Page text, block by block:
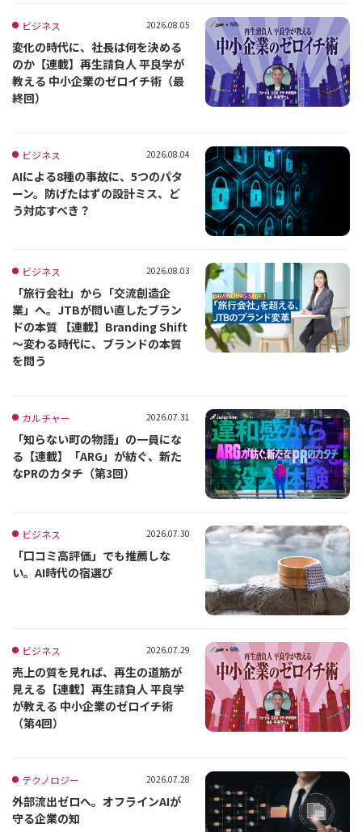
ビジネス 2026.08.05
変化の時代に、社長は何を決める
のか【連載】再生請負人 平良学が
教える 中小企業のゼロイチ術（最
終回）
ビジネス 2026.08.04
AIによる8種の事故に、5つのパタ
ーン。防げたはずの設計ミス、ど
う対応すべき？
ビジネス 2026.08.03
「旅行会社」から「交流創造企
業」へ。JTBが問い直したブラン
ドの本質 【連載】Branding Shift
～変わる時代に、ブランドの本質
を問う
カルチャー 2026.07.31
「知らない町の物語」の一員にな
る【連載】「ARG」が紡ぐ、新た
なPRのカタチ（第3回）
ビジネス 2026.07.30
「口コミ高評価」でも推薦しな
い。AI時代の宿選び
ビジネス 2026.07.29
売上の質を見れば、再生の道筋が
見える【連載】再生請負人 平良学
が教える 中小企業のゼロイチ術
（第4回）
テクノロジー 2026.07.28
外部流出ゼロへ。オフラインAIが
守る企業の知